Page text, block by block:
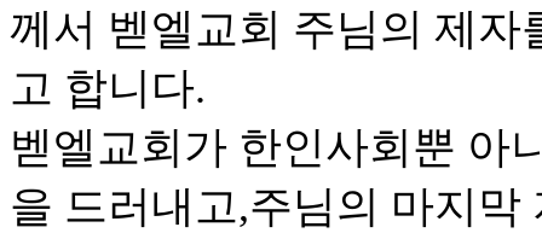
께서 벧엘교회 주님의 제
고 합니다.
벧엘교회가 한인사회뿐 아
을 드러내고,주님의 마지